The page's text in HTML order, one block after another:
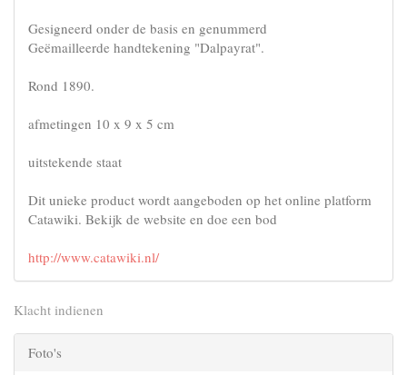
Gesigneerd onder de basis en genummerd
Geëmailleerde handtekening "Dalpayrat".
Rond 1890.
afmetingen 10 x 9 x 5 cm
uitstekende staat
Dit unieke product wordt aangeboden op het online platform
Catawiki. Bekijk de website en doe een bod
http://www.catawiki.nl/
Klacht indienen
Foto's